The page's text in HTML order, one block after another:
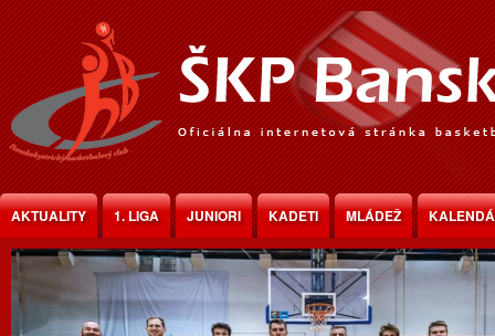
Jump to Content
AKTUALITY 1. LIGA JUNIORI KADETI MLÁDEŽ